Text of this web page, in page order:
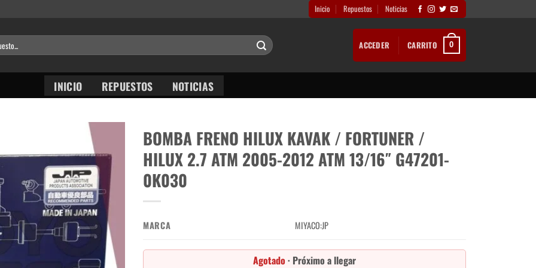
Inicio Repuestos Noticias
ACCEDER CARRITO 0
INICIO REPUESTOS NOTICIAS
BOMBA FRENO HILUX KAVAK / FORTUNER /
HILUX 2.7 ATM 2005-2012 ATM 13/16″ G47201-
0K030
MARCA MIYACO:JP
Agotado · Próximo a llegar